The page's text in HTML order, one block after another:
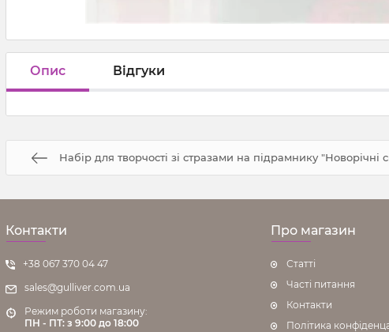
Опис Відгуки
Набір для творчості зі стразами на підрамнику "Новорічні
Контакти
+38 067 370 04 47
sales@gulliver.com.ua
Режим роботи магазину:
ПН - ПТ: з 9:00 до 18:00
Про магазин
Статті
Часті питання
Контакти
Політика